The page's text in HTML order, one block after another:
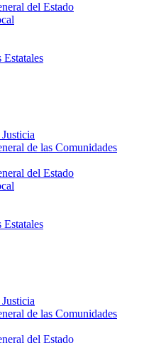
del Estado
Estatales
de las Comunidades
del Estado
Estatales
de las Comunidades
del Estado